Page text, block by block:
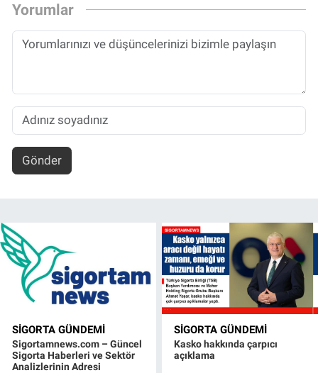
Yorumlar
Gönder
SIGORTA GÜNDEMI
Sigortamnews.com – Güncel
Sigorta Haberleri ve Sektör
Analizlerinin Adresi
SIGORTA GÜNDEMI
Kasko hakkında çarpıcı
açıklama